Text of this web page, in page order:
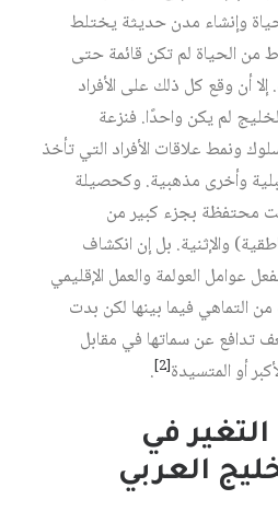
وإنشاء مدن حديثة يختلط
من الحياة لم تكن قائمة حتى
أن وقع كل ذلك على الأفراد
لم يكن واحدًا. فنزعة
ونمط علاقات الأفراد التي تأخذ
وأخرى مذهبية. وكحصيلة
محتفظة بجزء كبير من
والإثنية. بل إن انكشاف
عوامل العولمة والعمل الإقليمي
التماهي فيما بينها لكن بدت
تدافع عن سماتها في مقابل
أو المتسيدة[2]
.
التغير في
العربي